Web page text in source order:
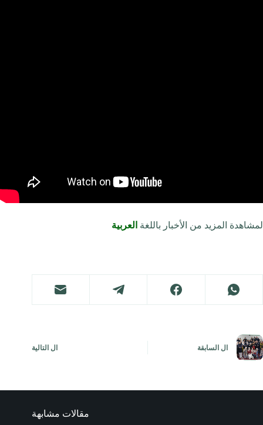
لمشاهدة المزيد من الأخبار باللغة العربية
ال السابقة ال التالية
مقالات مشابهة